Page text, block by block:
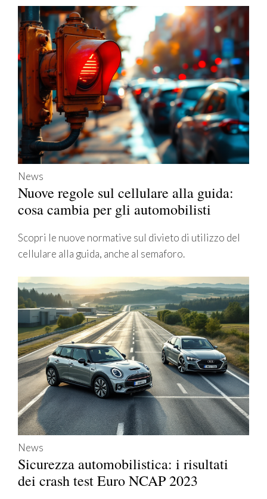
News
Nuove regole sul cellulare alla guida:
cosa cambia per gli automobilisti
Scopri le nuove normative sul divieto di utilizzo del
cellulare alla guida, anche al semaforo.
News
Sicurezza automobilistica: i risultati
dei crash test Euro NCAP 2023